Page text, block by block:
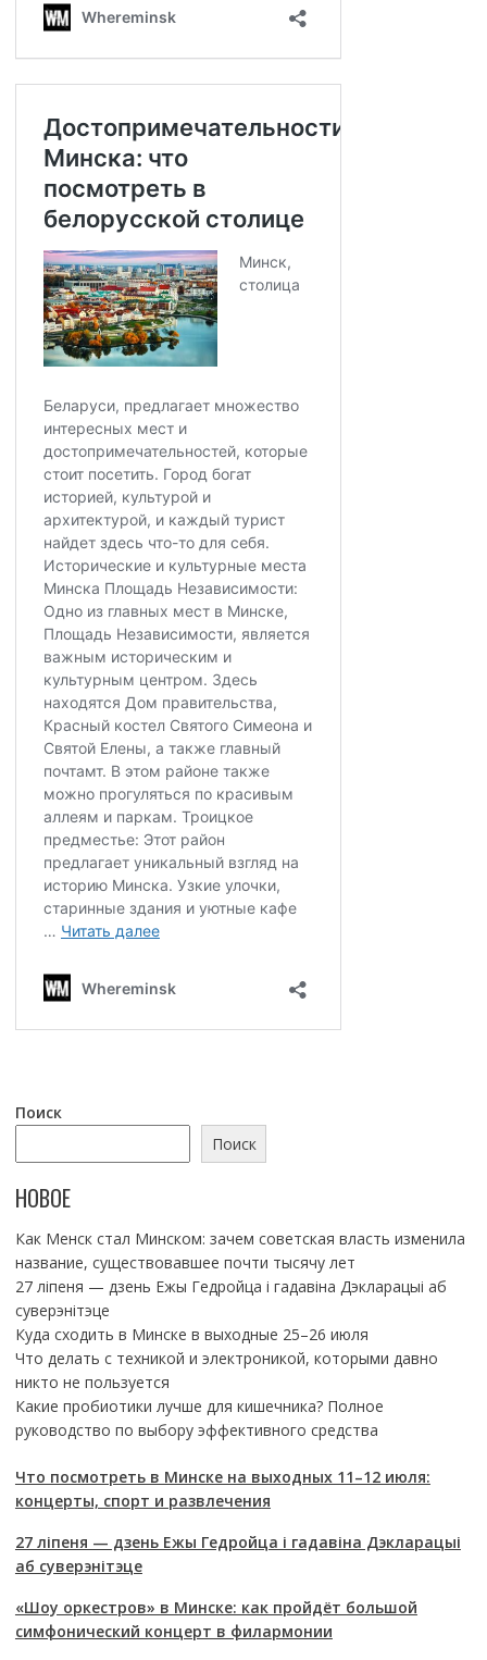
Поиск
Поиск
НОВОЕ
Как Менск стал Минском: зачем советская власть изменила
название, существовавшее почти тысячу лет
27 ліпеня — дзень Ежы Гедройца і гадавіна Дэкларацыі аб
суверэнітэце
Куда сходить в Минске в выходные 25–26 июля
Что делать с техникой и электроникой, которыми давно
никто не пользуется
Какие пробиотики лучше для кишечника? Полное
руководство по выбору эффективного средства
Что посмотреть в Минске на выходных 11–12 июля:
концерты, спорт и развлечения
27 ліпеня — дзень Ежы Гедройца і гадавіна Дэкларацыі
аб суверэнітэце
«Шоу оркестров» в Минске: как пройдёт большой
симфонический концерт в филармонии